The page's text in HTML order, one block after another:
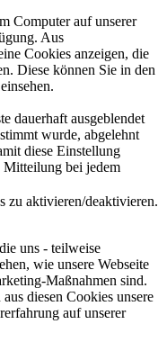
Computer auf unserer
Aus
Cookies anzeigen, die
Diese können Sie in den
dauerhaft ausgeblendet
wurde, abgelehnt
diese Einstellung
bei jedem
zu aktivieren/deaktivieren.
uns - teilweise
wie unsere Webseite
Maßnahmen sind.
diesen Cookies unsere
auf unserer